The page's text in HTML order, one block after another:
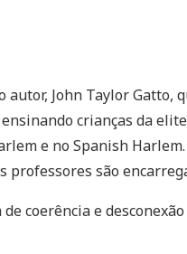
John Taylor Gatto,
crianças da
e no Spanish Harlem.
professores são
coerência e